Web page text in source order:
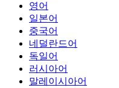
영어
일본어
중국어
네덜란드어
독일어
러시아어
말레이시아어